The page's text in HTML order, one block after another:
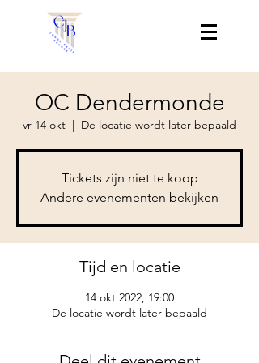
OC Dendermonde
vr 14 okt
  |
De locatie wordt later bepaald
Tickets zijn niet te koop
Andere evenementen bekijken
Tijd en locatie
14 okt 2022, 19:00
De locatie wordt later bepaald